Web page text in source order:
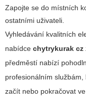
Zapojte se do místních
ostatními uživateli.
Vyhledávání kvalitních
nabídce chytrykurak cz
předměstí nabízí
profesionálním
začít nebo pokračovat